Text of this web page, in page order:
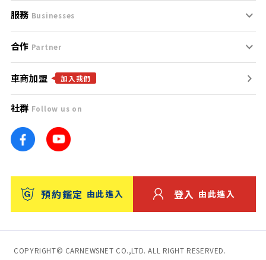
服務條款
免責聲明
隱私權政策
團隊
車訊網
台灣優良中古車商大獎
支援中心
聯絡我們
服務 Businesses
什麼是Goo鑑定？
找好車
找好店
找海外車
消費者評價
保固
合作 Partner
合作夥伴
廣告合作
車商加盟 加入我們
社群 Follow us on
預約鑑定 由此進入 登入 由此進入
COPYRIGHT© CARNEWSNET CO.,LTD. ALL RIGHT RESERVED.